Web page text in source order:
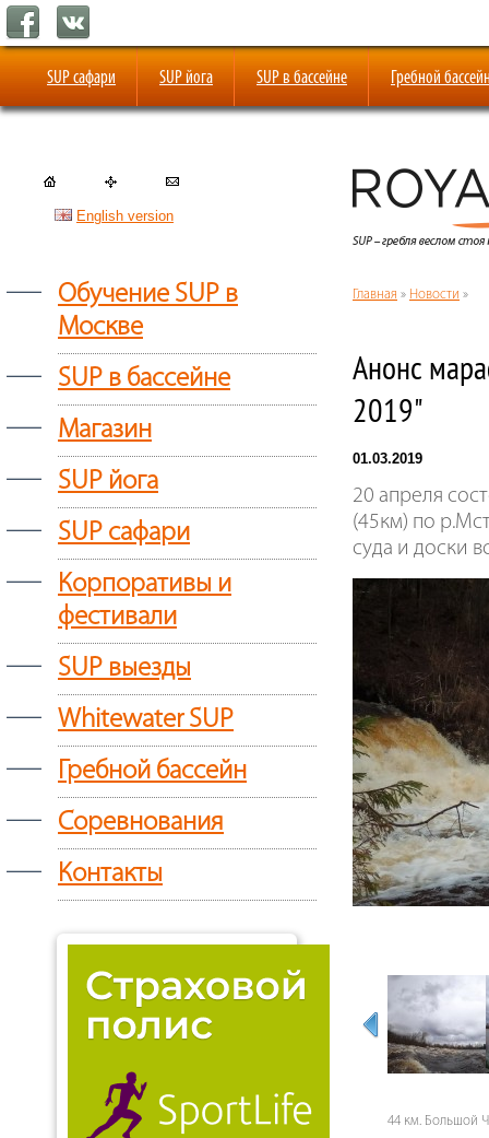
SUP сафари SUP йога SUP в бассейне Гребной
English version
—
Обучение SUP в
Москве
— SUP в бассейне
— Магазин
— SUP йога
— SUP сафари
—
Корпоративы и
фестивали
— SUP выезды
— Whitewater SUP
— Гребной бассейн
— Соревнования
— Контакты
Главная » Новости »
Анонс
2019"
01.03.2019
20 апреля
(45км) по
суда и доски
44 км. Большой